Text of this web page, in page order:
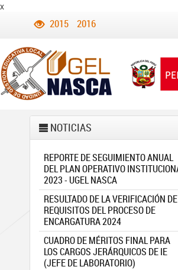
x
2015 2016
NOTICIAS
REPORTE DE SEGUIMIENTO ANUAL
DEL PLAN OPERATIVO
2023 - UGEL NASCA
RESULTADO DE LA VERIFICACIÓN DE
REQUISITOS DEL PROCESO DE
ENCARGATURA 2024
CUADRO DE MÉRITOS FINAL PARA
LOS CARGOS JERÁRQUICOS DE IE
(JEFE DE LABORATORIO)